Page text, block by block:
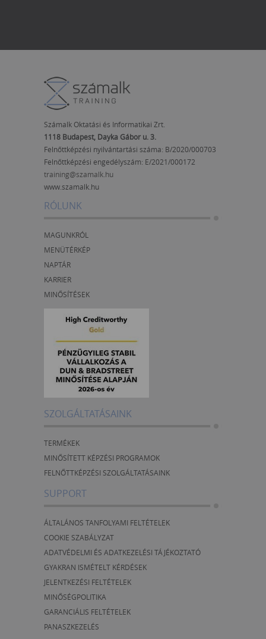
Számalk Oktatási és Informatikai Zrt.
1118 Budapest, Dayka Gábor u. 3.
Felnőttképzési nyilvántartási száma: B/2020/000703
Felnőttképzési engedélyszám: E/2021/000172
training@szamalk.hu
www.szamalk.hu
RÓLUNK
MAGUNKRÓL
MENÜTÉRKÉP
NAPTÁR
KARRIER
MINŐSÍTÉSEK
SZOLGÁLTATÁSAINK
TERMÉKEK
MINŐSÍTETT KÉPZÉSI PROGRAMOK
FELNŐTTKÉPZÉSI SZOLGÁLTATÁSAINK
SUPPORT
ÁLTALÁNOS TANFOLYAMI FELTÉTELEK
COOKIE SZABÁLYZAT
ADATVÉDELMI ÉS ADATKEZELÉSI TÁJÉKOZTATÓ
GYAKRAN ISMÉTELT KÉRDÉSEK
JELENTKEZÉSI FELTÉTELEK
MINŐSÉGPOLITIKA
GARANCIÁLIS FELTÉTELEK
PANASZKEZELÉS